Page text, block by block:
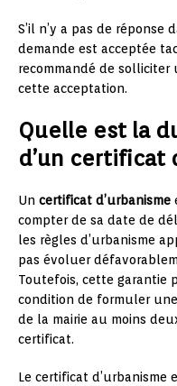
S’il n’y a pas de réponse
demande est acceptée
recommandé de
cette acceptation.
Quelle est la
d’un certificat
Un certificat d’urbanisme
compter de sa date de
les règles d’urbanisme
pas évoluer
Toutefois, cette garantie
condition de formuler
de la mairie au moins
certificat.
Le certificat